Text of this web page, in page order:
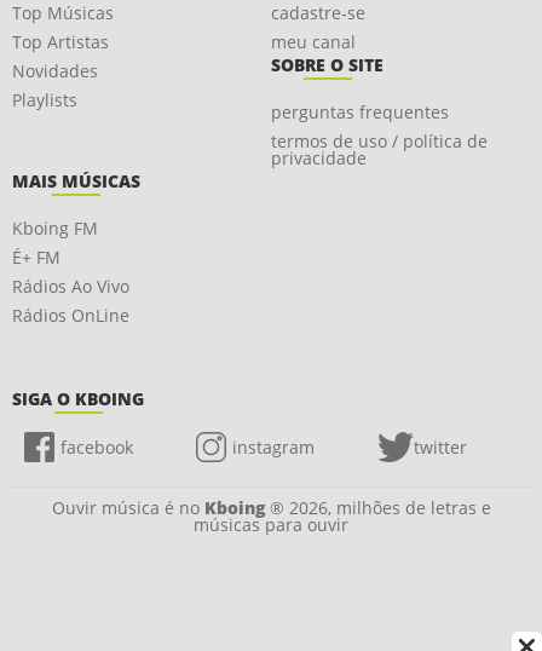
Top Músicas
Top Artistas
Novidades
Playlists
cadastre-se
meu canal
SOBRE O SITE
perguntas frequentes
termos de uso / política de
privacidade
MAIS MÚSICAS
Kboing FM
É+ FM
Rádios Ao Vivo
Rádios OnLine
SIGA O KBOING
facebook instagram twitter
Ouvir música é no Kboing® 2026, milhões de letras e
músicas para ouvir